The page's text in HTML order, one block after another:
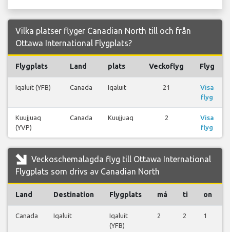
Vilka platser flyger Canadian North till och från
Ottawa International Flygplats?
Flygplats Land plats Veckoflyg Flyg
Iqaluit (YFB) Canada Iqaluit 21
Visa
flyg
Kuujjuaq
(YVP)
Canada Kuujjuaq 2
Visa
flyg
Veckoschemalagda flyg till Ottawa International
Flygplats som drivs av Canadian North
Land Destination Flygplats må ti on
Canada Iqaluit
Iqaluit
(YFB)
2 2 1